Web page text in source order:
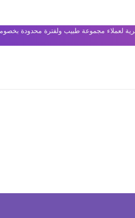
لعملاء مجموعة طبيب ولفترة محدودة بخصومات